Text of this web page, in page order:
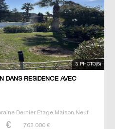
3 PHOTO(S)
DANS RÉSIDENCE AVEC
Dernier Etage Maison Neuf
762 000 €